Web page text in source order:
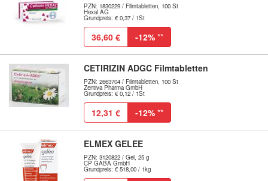
PZN: 1830229 / Filmtabletten, 100 St
Hexal AG
Grundpreis: € 0,37 / 1St
36,60 € -12% **
CETIRIZIN ADGC Filmtabletten
PZN: 2663704 / Filmtabletten, 100 St
Zentiva Pharma GmbH
Grundpreis: € 0,12 / 1St
12,31 € -12% **
ELMEX GELEE
PZN: 3120822 / Gel, 25 g
CP GABA GmbH
Grundpreis: € 518,00 / 1kg